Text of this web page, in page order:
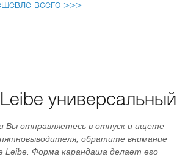
всего >>>
универсальный
Вы отправляетесь в отпуск и ищете
обратите внимание
Leibe. Форма карандаша делает его